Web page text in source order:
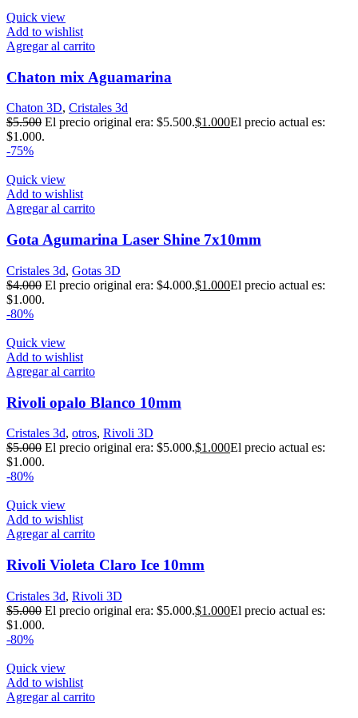
Quick view
Add to wishlist
Agregar al carrito
Chaton mix Aguamarina
Chaton 3D, Cristales 3d
$5.500 El precio original era: $5.500.$1.000El precio actual es:
$1.000.
-75%
Quick view
Add to wishlist
Agregar al carrito
Gota Agumarina Laser Shine 7x10mm
Cristales 3d, Gotas 3D
$4.000 El precio original era: $4.000.$1.000El precio actual es:
$1.000.
-80%
Quick view
Add to wishlist
Agregar al carrito
Rivoli opalo Blanco 10mm
Cristales 3d, otros, Rivoli 3D
$5.000 El precio original era: $5.000.$1.000El precio actual es:
$1.000.
-80%
Quick view
Add to wishlist
Agregar al carrito
Rivoli Violeta Claro Ice 10mm
Cristales 3d, Rivoli 3D
$5.000 El precio original era: $5.000.$1.000El precio actual es:
$1.000.
-80%
Quick view
Add to wishlist
Agregar al carrito